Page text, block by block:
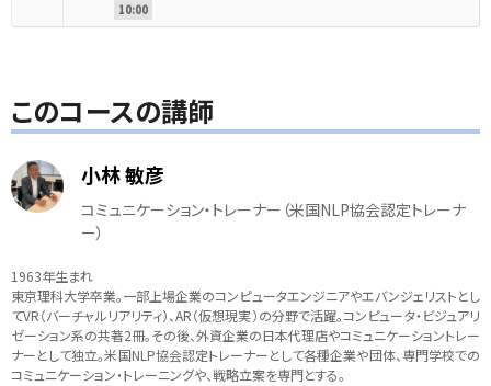
10:00
このコースの講師
小林 敏彦
コミュニケーション・トレーナー（米国NLP協会認定トレーナ
ー）
1963年生まれ
東京理科大学卒業。一部上場企業のコンピュータエンジニアやエバンジェリストとし
てVR（バーチャルリアリティ）、AR（仮想現実）の分野で活躍。コンピュータ・ビジュアリ
ゼーション系の共著2冊。その後、外資企業の日本代理店やコミュニケーショントレー
ナーとして独立。米国NLP協会認定トレーナーとして各種企業や団体、専門学校での
コミュニケーション・トレーニングや、戦略立案を専門とする。